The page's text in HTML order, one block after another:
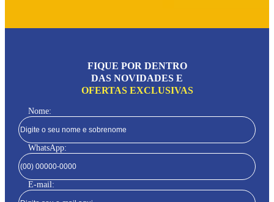
FIQUE POR DENTRO
DAS NOVIDADES E
OFERTAS EXCLUSIVAS
Nome:
WhatsApp:
E-mail: